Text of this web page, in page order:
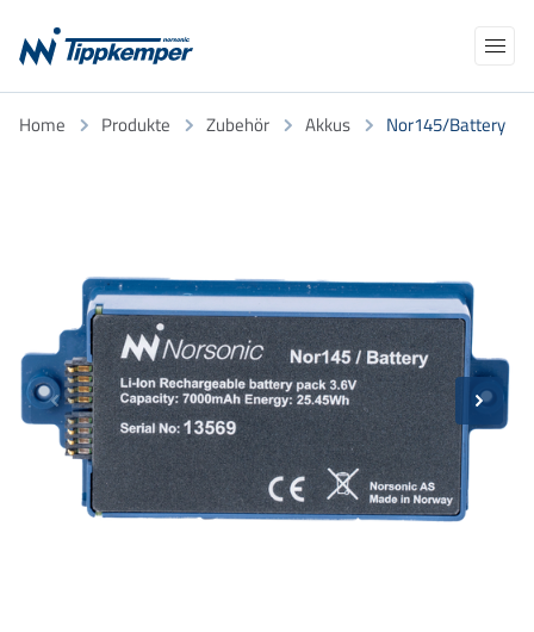
überspringen
Produkte
Support
Kontakt
TELEFON E-MAIL
Suchbegriffe
Home Produkte Zubehör Akkus Nor145/Battery